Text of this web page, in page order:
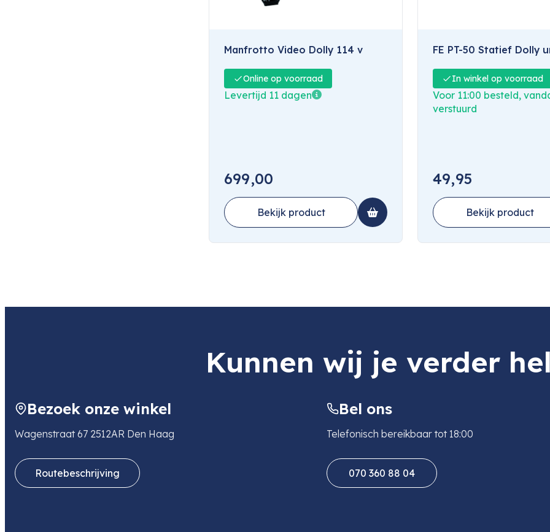
Manfrotto Video Dolly 114 v
Online op voorraad
Levertijd 11 dagen
699,00
Bekijk product
FE PT-50 Statief Dolly
In winkel op voorraad
Voor 11:00 besteld,
verstuurd
49,95
Bekijk product
Kunnen wij je verder
Bezoek onze winkel
Wagenstraat 67 2512AR Den Haag
Routebeschrijving
Bel ons
Telefonisch bereikbaar tot 18:00
070 360 88 04